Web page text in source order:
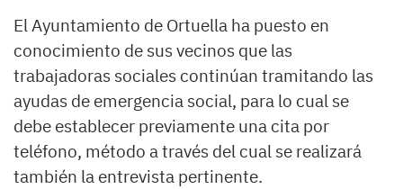
El Ayuntamiento de Ortuella ha puesto en
conocimiento de sus vecinos que las
trabajadoras sociales continúan tramitando las
ayudas de emergencia social, para lo cual se
debe establecer previamente una cita por
teléfono, método a través del cual se realizará
también la entrevista pertinente.